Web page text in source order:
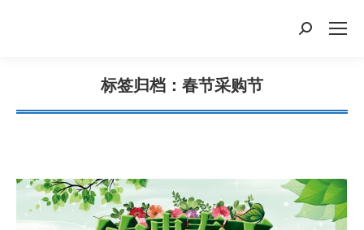
搜
标签归档： 春节采购节
您在这里：